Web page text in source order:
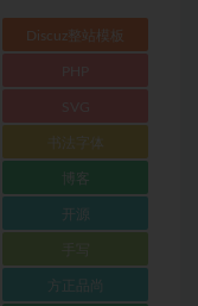
Discuz整站模板
书法字体
博客
开源
方正品尚